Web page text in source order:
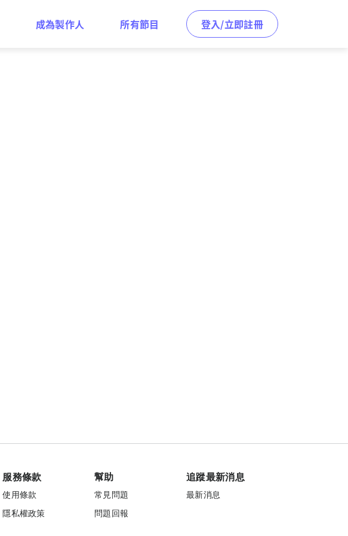
成為製作人 所有節目 登入/立即註冊
服務條款
使用條款
隱私權政策
幫助
常見問題
問題回報
追蹤最新消息
最新消息